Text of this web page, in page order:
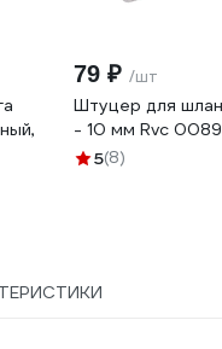
79 ₽ /шт
Штуцер для
- 10 мм Rvc
5(8)